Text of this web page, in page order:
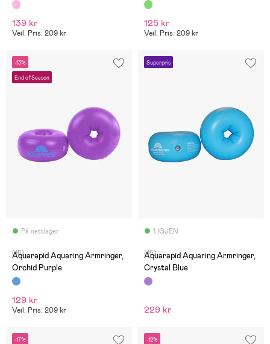
139 kr
Veil. Pris: 209 kr
125 kr
Veil. Pris: 209 kr
-13%
End of Season
På nettlager
(16)
Aquarapid Aquaring Armringer,
Orchid Purple
129 kr
Veil. Pris: 209 kr
Superpris
1 IGJEN
(15)
Aquarapid Aquaring Armringer,
Crystal Blue
229 kr
-17% -12%